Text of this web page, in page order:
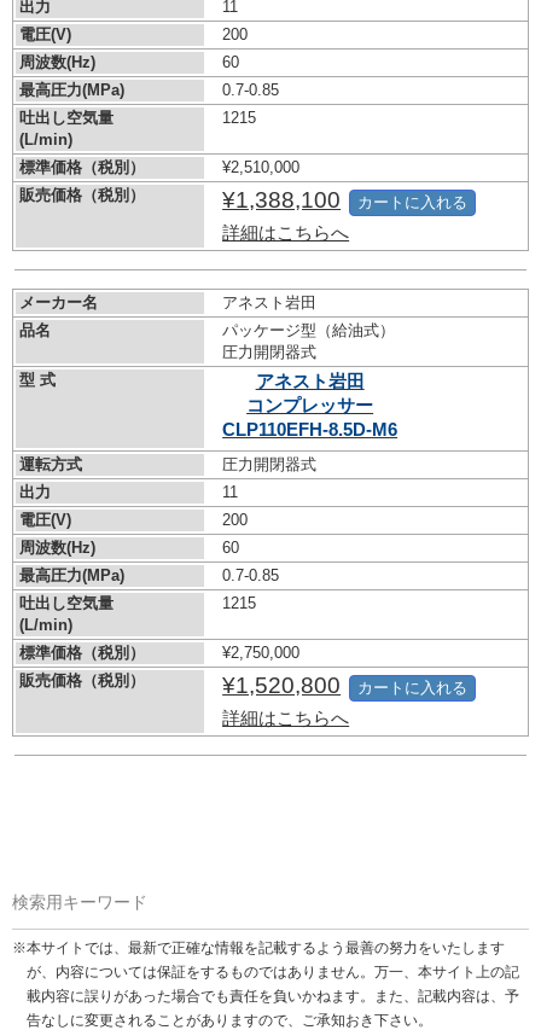
出力
11
電圧(V)
200
周波数(Hz)
60
最高圧力(MPa)
0.7-0.85
吐出し空気量
(L/min)
1215
標準価格（税別）
¥2,510,000
販売価格（税別）
¥1,388,100
詳細はこちらへ
カートに入れる
メーカー名
アネスト岩田
品名
パッケージ型（給油式）
圧力開閉器式
型 式
アネスト岩田
コンプレッサー
CLP110EFH-8.5D-M6
運転方式
圧力開閉器式
出力
11
電圧(V)
200
周波数(Hz)
60
最高圧力(MPa)
0.7-0.85
吐出し空気量
(L/min)
1215
標準価格（税別）
¥2,750,000
販売価格（税別）
¥1,520,800
詳細はこちらへ
カートに入れる
検索用キーワード
※本サイトでは、最新で正確な情報を記載するよう最善の努力をいたします
が、内容については保証をするものではありません。万一、本サイト上の記
載内容に誤りがあった場合でも責任を負いかねます。また、記載内容は、予
告なしに変更されることがありますので、ご承知おき下さい。